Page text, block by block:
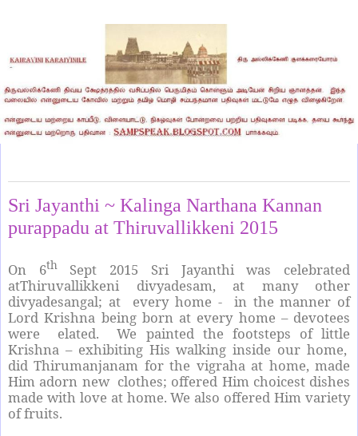
Sri Jayanthi ~ Kalinga Narthana Kannan
purappadu at Thiruvallikkeni 2015
On 6thSept 2015 Sri Jayanthi was celebrated
atThiruvallikkeni divyadesam, at many other
divyadesangal; at every home - in the manner of
Lord Krishna being born at every home – devotees
were elated. We painted the footsteps of little
Krishna – exhibiting His walking inside our home,
did Thirumanjanam for the vigraha at home, made
Him adorn new clothes; offered Him choicest dishes
made with love at home. We also offered Him variety
of fruits.